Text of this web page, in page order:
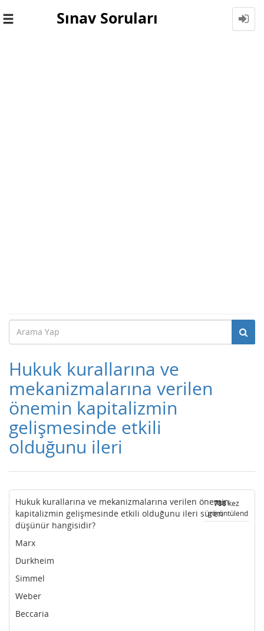
Toggle
Sınav Soruları
Hukuk kurallarına ve
mekanizmalarına verilen
önemin kapitalizmin
gelişmesinde etkili
olduğunu ileri
788kez
görüntülendi
Hukuk kurallarına ve mekanizmalarına verilen önemin
kapitalizmin gelişmesinde etkili olduğunu ileri süren
düşünür hangisidir?
Marx
Durkheim
Simmel
Weber
Beccaria